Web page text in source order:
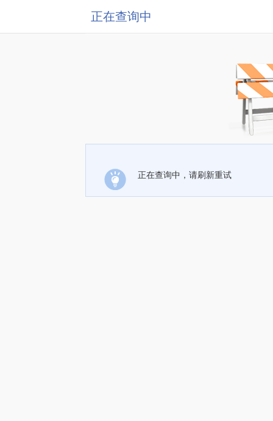
正在查询中
正在查询中，请刷新重试